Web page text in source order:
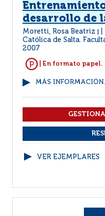
desarrollo de
Moretti, Rosa Beatriz
Católica de Salta.
2007
| En formato papel.
MÁS
VER EJEMPLARES